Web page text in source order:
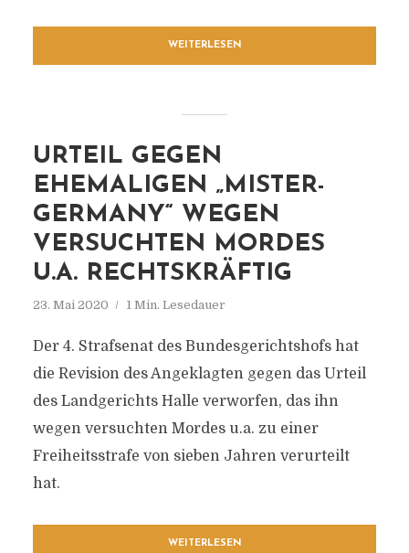
WEITERLESEN
URTEIL GEGEN
EHEMALIGEN „MISTER-
GERMANY“ WEGEN
VERSUCHTEN MORDES
U.A. RECHTSKRÄFTIG
23. Mai 2020 1 Min. Lesedauer
Der 4. Strafsenat des Bundesgerichtshofs hat
die Revision des Angeklagten gegen das Urteil
des Landgerichts Halle verworfen, das ihn
wegen versuchten Mordes u.a. zu einer
Freiheitsstrafe von sieben Jahren verurteilt
hat.
WEITERLESEN